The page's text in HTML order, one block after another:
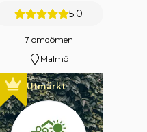
5.0
7 omdömen
Malmö
Utmärkt